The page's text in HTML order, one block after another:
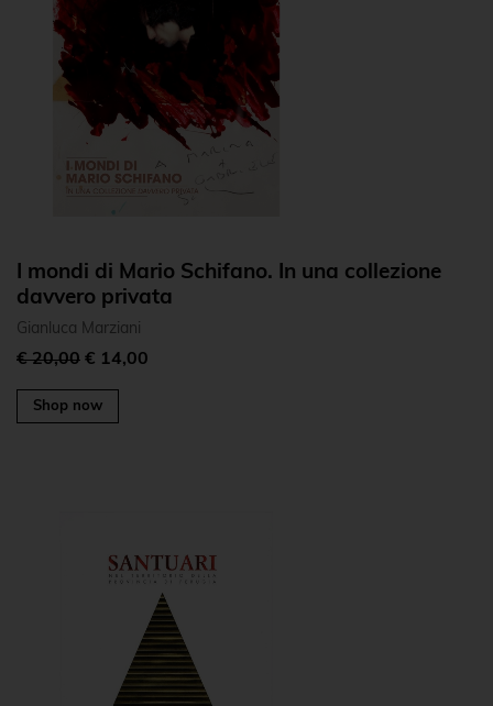
I mondi di Mario Schifano. In una collezione
davvero privata
Gianluca Marziani
€ 20,00 € 14,00
Shop now